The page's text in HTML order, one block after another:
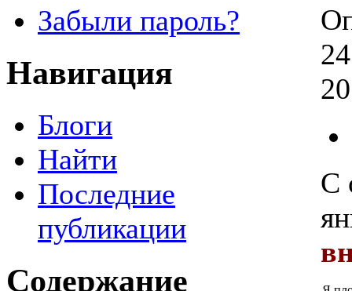
Забыли пароль?
Навигация
Блоги
Найти
Последние
публикации
Содержание
С